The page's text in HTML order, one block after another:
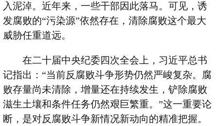
入泥淖。近年来，一些干部因此落马。可见，诱
发腐败的“污染源”依然存在，清除腐败这个最大
威胁任重道远。
在二十届中央纪委四次全会上，习近平总书
记指出： “当前反腐败斗争形势仍然严峻复杂。腐
败存量尚未清除，增量还在持续发生，铲除腐败
滋生土壤和条件任务仍然艰巨繁重。 ”这一重要论
断，是对反腐败斗争新情况新动向的精准把握。